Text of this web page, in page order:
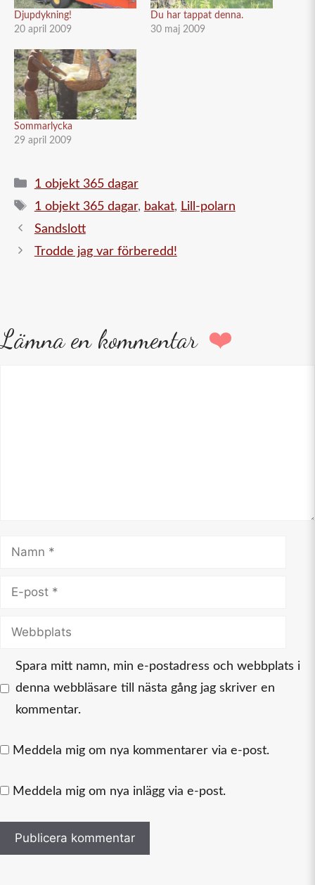
Djupdykning!
20 april 2009
Du har tappat denna.
30 maj 2009
Sommarlycka
29 april 2009
Kategorier
1 objekt 365 dagar
Etiketter
1 objekt 365 dagar, bakat, Lill-polarn
Sandslott
Trodde jag var förberedd!
Lämna en kommentar
Namn
Webbplats
Spara mitt namn, min e-postadress och webbplats i
denna webbläsare till nästa gång jag skriver en
kommentar.
Meddela mig om nya kommentarer via e-post.
Meddela mig om nya inlägg via e-post.